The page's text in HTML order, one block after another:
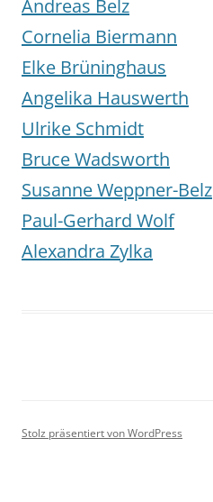
Andreas Belz
Cornelia Biermann
Elke Brüninghaus
Angelika Hauswerth
Ulrike Schmidt
Bruce Wadsworth
Susanne Weppner-Belz
Paul-Gerhard Wolf
Alexandra Zylka
Stolz präsentiert von WordPress